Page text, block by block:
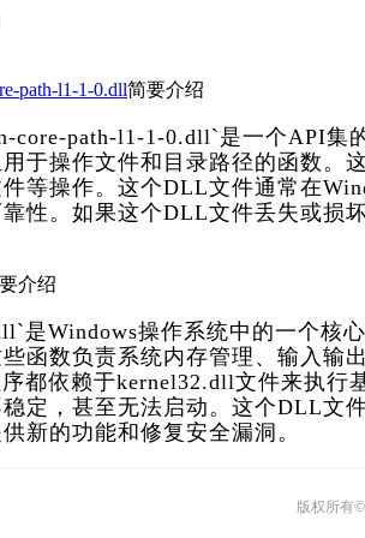
path-l1-1-0.dll简要介绍
core-path-l1-1-0.dll`是一个API集
于操作文件和目录路径的函数。
等操作。这个DLL文件通常在
性。如果这个DLL文件丢失或损
介绍
是Windows操作系统中的一个核
函数负责系统内存管理、输入输
都依赖于kernel32.dll文件来执行
定，甚至无法启动。这个DLL文
新的功能和修复安全漏洞。
版权所有